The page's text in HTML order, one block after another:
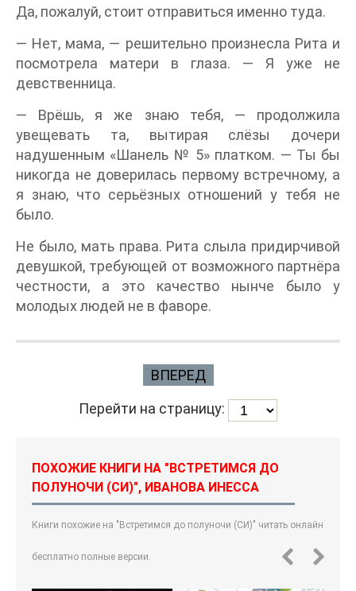
Да, пожалуй, стоит отправиться именно туда.
— Нет, мама, — решительно произнесла Рита и
посмотрела матери в глаза. — Я уже не
девственница.
— Врёшь, я же знаю тебя, — продолжила
увещевать та, вытирая слёзы дочери
надушенным «Шанель № 5» платком. — Ты бы
никогда не доверилась первому встречному, а
я знаю, что серьёзных отношений у тебя не
было.
Не было, мать права. Рита слыла придирчивой
девушкой, требующей от возможного партнёра
честности, а это качество нынче было у
молодых людей не в фаворе.
ВПЕРЕД
Перейти на страницу:
ПОХОЖИЕ КНИГИ НА "ВСТРЕТИМСЯ ДО
ПОЛУНОЧИ (СИ)", ИВАНОВА ИНЕССА
Книги похожие на "Встретимся до полуночи (СИ)" читать онлайн
бесплатно полные версии.